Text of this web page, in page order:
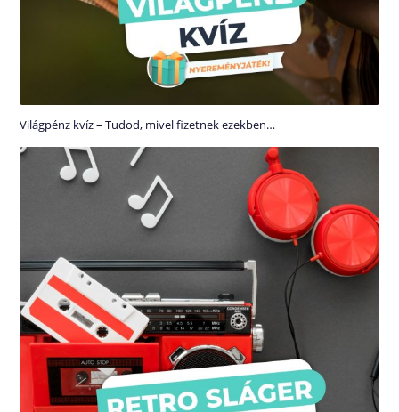
Világpénz kvíz – Tudod, mivel fizetnek ezekben…